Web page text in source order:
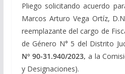
Pliego solicitando acuerdo
Marcos Arturo Vega Ortíz,
reemplazante del cargo de
de Género N° 5 del Distrito
Nº 90-31.940/2023, a la
y Designaciones).